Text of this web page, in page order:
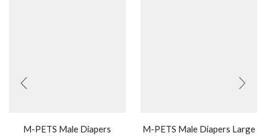
M-PETS Male Diapers
M-PETS Male Diapers Large